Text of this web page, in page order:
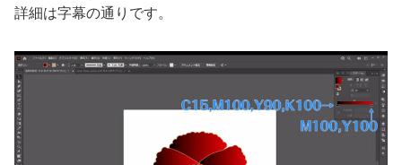
詳細は字幕の通りです。